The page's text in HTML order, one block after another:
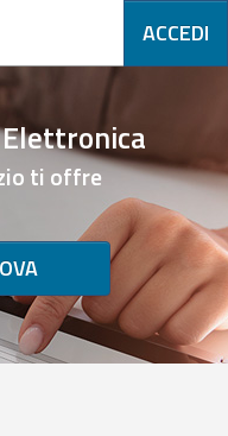
ACCEDI
ti offre